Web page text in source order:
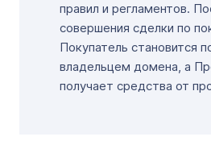
правил и регламентов.
совершения сделки по
Покупатель становится
владельцем домена, а
получает средства от